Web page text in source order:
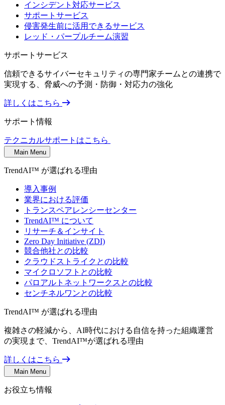
インシデント対応サービス
サポートサービス
侵害発生前に活用できるサービス
レッド・パープルチーム演習
サポートサービス
信頼できるサイバーセキュリティの専門家チームとの連携で
実現する、脅威への予測・防御・対応力の強化
詳しくはこちら
サポート情報
テクニカルサポートはこちら
Main Menu
TrendAI™ が選ばれる理由
導入事例
業界における評価
トランスペアレンシーセンター
TrendAI™ について
リサーチ＆インサイト
Zero Day Initiative (ZDI)
競合他社との比較
クラウドストライクとの比較
マイクロソフトとの比較
パロアルトネットワークスとの比較
センチネルワンとの比較
TrendAI™ が選ばれる理由
複雑さの軽減から、AI時代における自信を持った組織運営
の実現まで、TrendAI™が選ばれる理由
詳しくはこちら
Main Menu
お役立ち情報